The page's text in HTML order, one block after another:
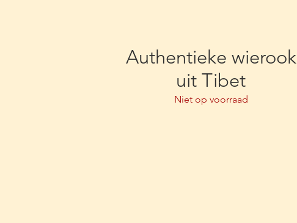
Authentieke wierook
uit Tibet
Niet op voorraad